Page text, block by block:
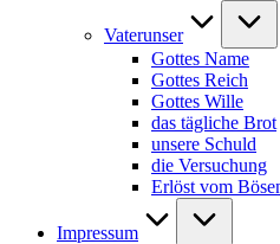
Vaterunser
Gottes Name
Gottes Reich
Gottes Wille
das tägliche Brot
unsere Schuld
die Versuchung
Erlöst vom
Impressum